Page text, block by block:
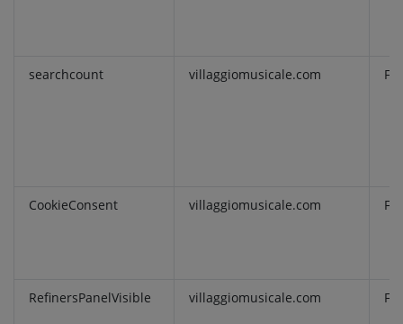
searchcount villaggiomusicale.com
CookieConsent villaggiomusicale.com
RefinersPanelVisible villaggiomusicale.com